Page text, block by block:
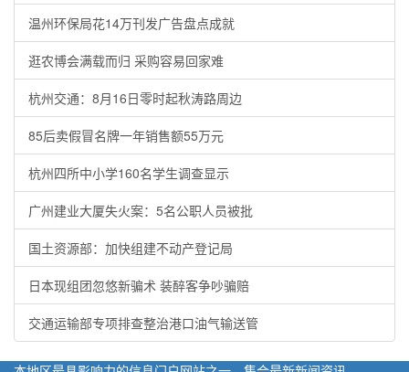
温州环保局花14万刊发广告盘点成就
逛农博会满载而归 采购容易回家难
杭州交通：8月16日零时起秋涛路周边
85后卖假冒名牌一年销售额55万元
杭州四所中小学160名学生调查显示
广州建业大厦失火案：5名公职人员被批
国土资源部：加快组建不动产登记局
日本现组团忽悠新骗术 装醉客争吵骗赔
交通运输部专项排查整治港口油气输送管